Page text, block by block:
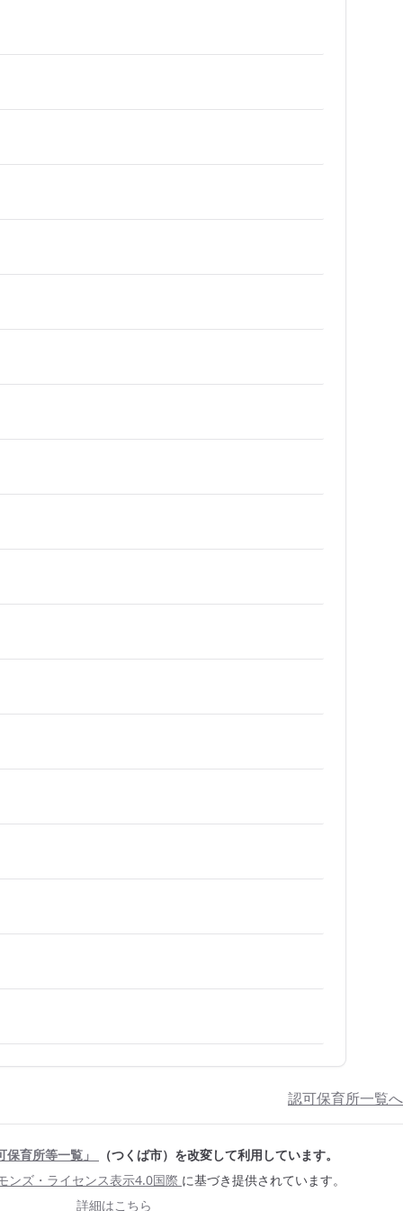
認可保育所一覧へ
保育所等一覧」
（つくば市）を改変して利用しています。
ンズ・ライセンス表示4.0国際 に基づき提供されています。
詳細はこちら